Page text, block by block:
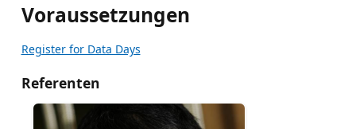
Voraussetzungen
Register for Data Days
Referenten